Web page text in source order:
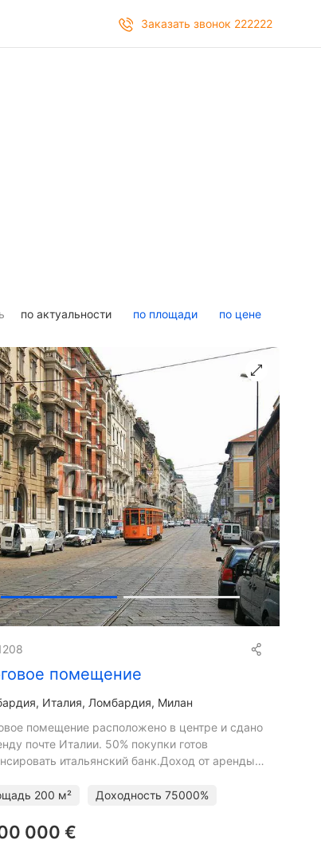
Заказать звонок 222222
по актуальности по площади по цене
Получить презентацию
помещение
Италия, Ломбардия, Милан
помещение расположено в центре и сдано
почте Италии. 50% покупки готов
итальянский банк.Доход от аренды
(gross): 5%
200 м² Доходность 75000%
000 €